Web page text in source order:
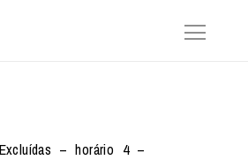
– horário 4 –